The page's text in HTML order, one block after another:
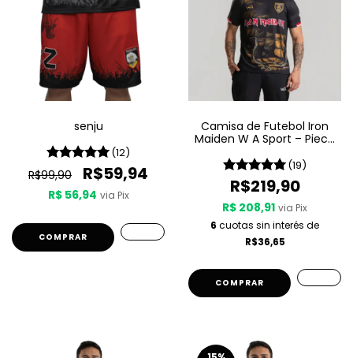
senju
(12)
R$99,90 R$59,94
R$ 56,94 via Pix
COMPRAR
Camisa de Futebol Iron
Maiden W A Sport – Piece
(19)
R$219,90
R$ 208,91 via Pix
6 cuotas sin interés de
R$36,65
COMPRAR